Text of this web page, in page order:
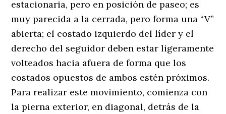
estacionaria, pero en posición de paseo; es
muy parecida a la cerrada, pero forma una “V”
abierta; el costado izquierdo del líder y el
derecho del seguidor deben estar ligeramente
volteados hacia afuera de forma que los
costados opuestos de ambos estén próximos.
Para realizar este movimiento, comienza con
la pierna exterior, en diagonal, detrás de la